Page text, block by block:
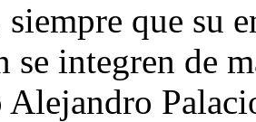
que su
se integren de
Alejandro